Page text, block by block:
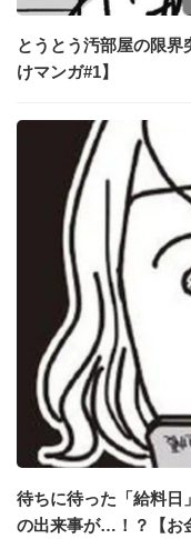
とうとう汚部屋の限
けマンガ#1】
待ちに待った「給料日
の出来事が…！？【お